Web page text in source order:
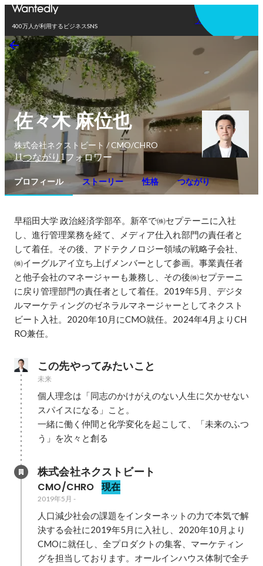
400万人が利用するビジネスSNS
アプリを使う
佐々木 麻位也
株式会社ネクストビート / CMO/CHRO
11つながり1フォロワー
プロフィール ストーリー 性格 つながり
早稲田大学 政治経済学部卒。新卒で㈱セプテーニに入社
し、進行管理業務を経て、メディア仕入れ部門の責任者と
して着任。その後、アドテクノロジー領域の戦略子会社、
㈱イーグルアイ立ち上げメンバーとして参画。事業責任者
と他子会社のマネージャーも兼務し、その後㈱セプテーニ
に戻り管理部門の責任者として着任。2019年5月、デジタ
ルマーケティングのゼネラルマネージャーとしてネクスト
ビート入社。2020年10月にCMO就任。2024年4月よりCH
RO兼任。
この先やってみたいこと
未来
個人理念は「同志のかけがえのない人生に欠かせない
スパイスになる」こと。
一緒に働く仲間と化学変化を起こして、「未来のふつ
う」を次々と創る
株式会社ネクストビート
CMO/CHRO 現在
2019年5月 -
人口減少社会の課題をインターネットの力で本気で解
決する会社に2019年5月に入社し、2020年10月より
CMOに就任し、全プロダクトの集客、マーケティン
グを担当しております。オールインハウス体制で全チ